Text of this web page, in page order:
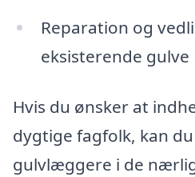
Reparation og
eksisterende gulve
Hvis du ønsker at
dygtige fagfolk, kan
gulvlæggere i de